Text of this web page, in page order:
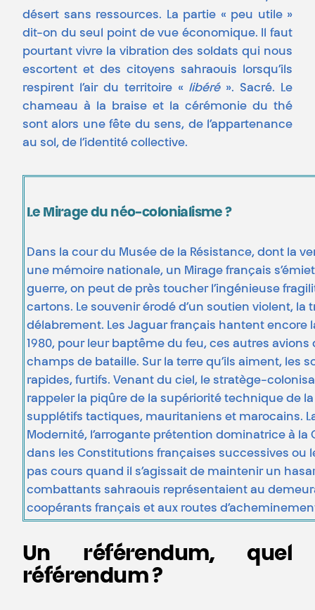
désert sans ressources. La partie « peu utile »
dit-on du seul point de vue économique. Il faut
pourtant vivre la vibration des soldats qui nous
escortent et des citoyens sahraouis lorsqu’ils
respirent l’air du territoire « libéré». Sacré. Le
chameau à la braise et la cérémonie du thé
sont alors une fête du sens, de l’appartenance
au sol, de l’identité collective.
Le Mirage du néo-colonialisme ?
Dans la cour du Musée de la Résistance, dont la
une mémoire nationale, un Mirage français
guerre, on peut de près toucher l’ingénieuse
cartons. Le souvenir érodé d’un soutien violent, la
délabrement. Les Jaguar français hantent encore
1980, pour leur baptême du feu, ces autres
champs de bataille. Sur la terre qu’ils aiment, les
rapides, furtifs. Venant du ciel, le stratège-
rappeler la piqûre de la supériorité technique de
supplétifs tactiques, mauritaniens et marocains.
Modernité, l’arrogante prétention dominatrice à
dans les Constitutions françaises successives ou
pas cours quand il s’agissait de maintenir un
combattants sahraouis représentaient au
coopérants français et aux routes
Un référendum, quel
référendum ?